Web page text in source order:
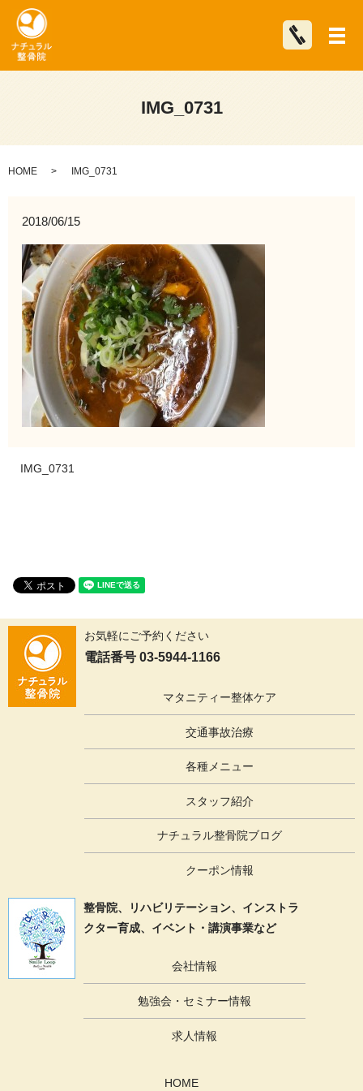
メ
IMG_0731
HOME IMG_0731
2018/06/15
IMG_0731
お気軽にご予約ください
電話番号 03-5944-1166
マタニティー整体ケア
交通事故治療
各種メニュー
スタッフ紹介
ナチュラル整骨院ブログ
クーポン情報
整骨院、リハビリテーション、 インストラ
クター育成、イベント・講演事業など
会社情報
勉強会・セミナー情報
求人情報
HOME